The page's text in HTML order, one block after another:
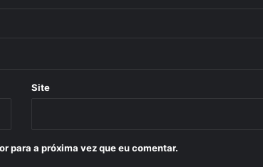
Site
para a próxima vez que eu comentar.